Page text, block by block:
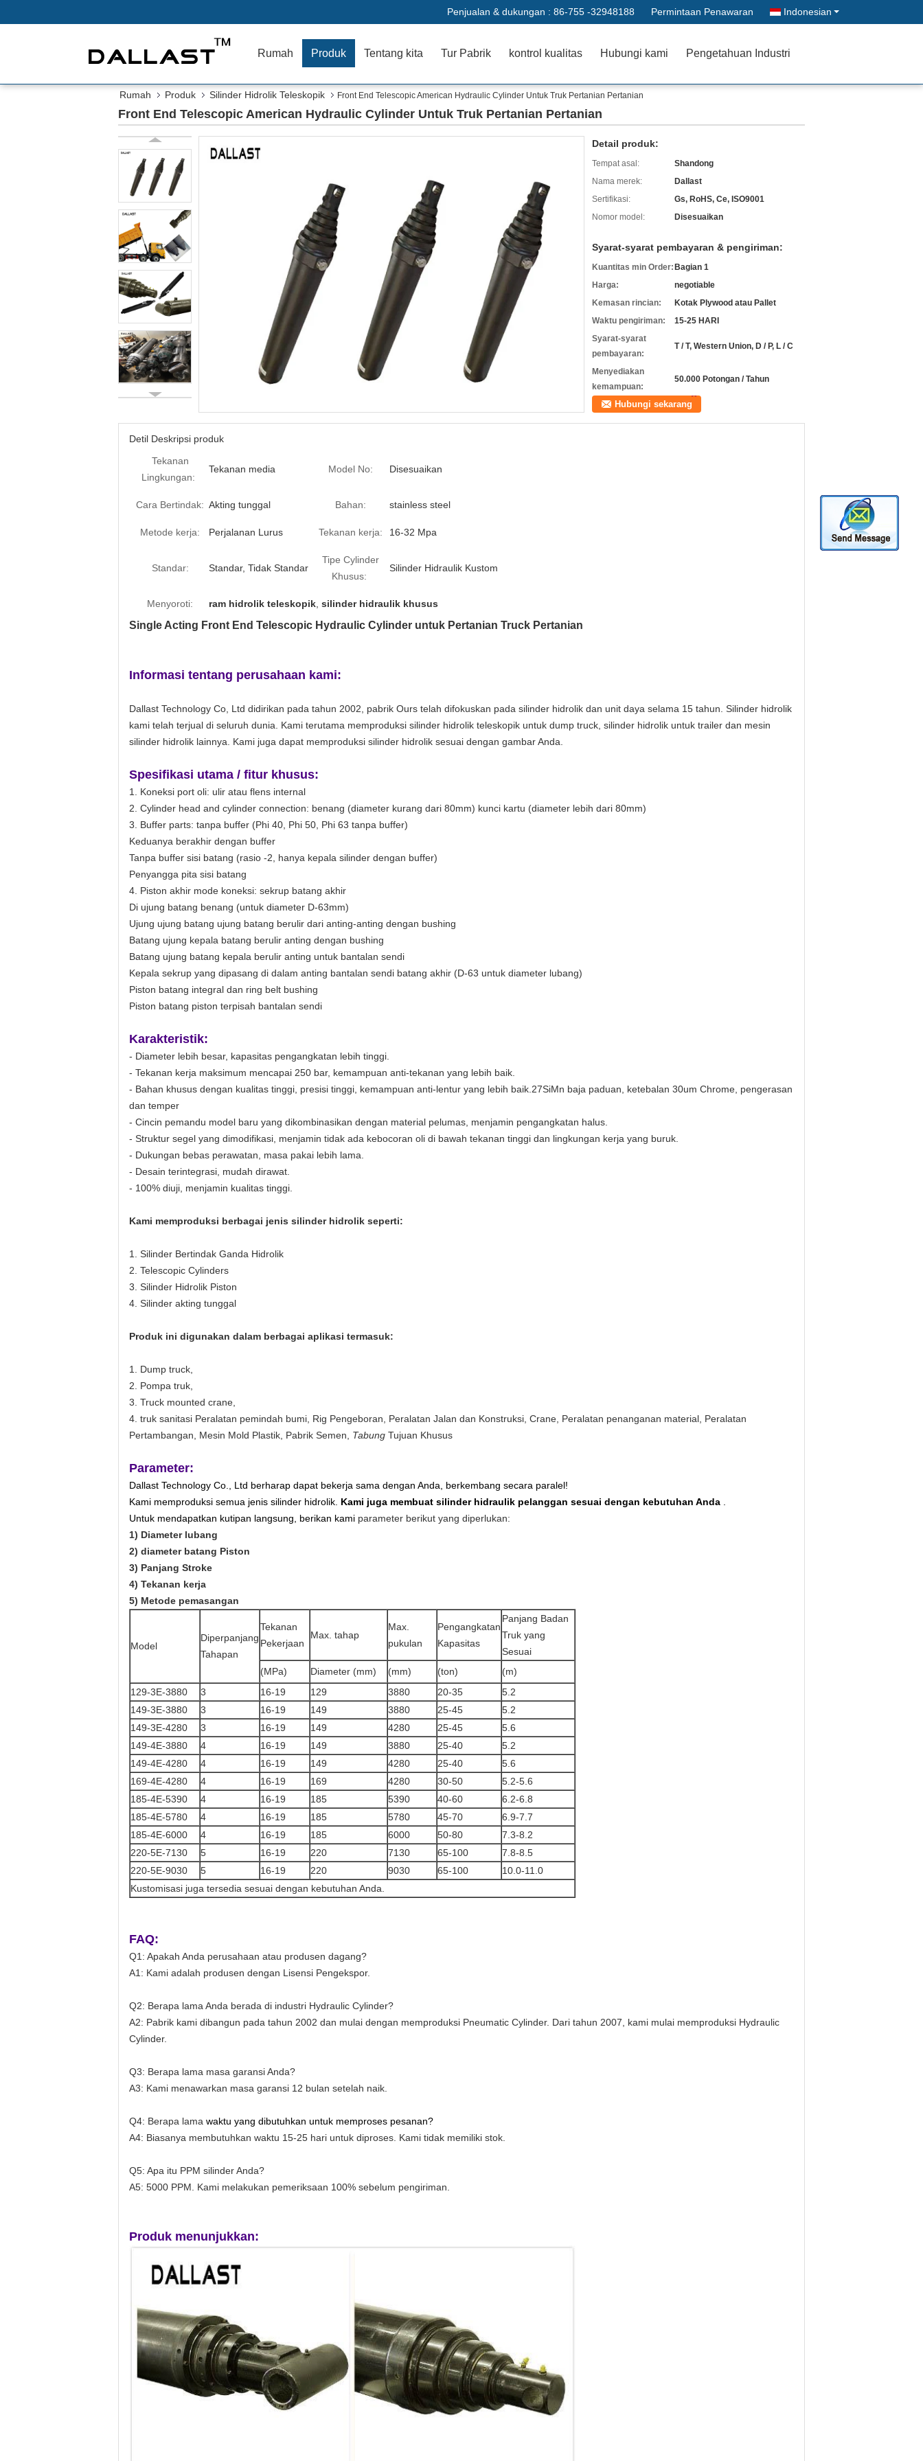
Penjualan & dukungan : 86-755 -32948188 Permintaan Penawaran Indonesian
Rumah Produk Tentang kita Tur Pabrik kontrol kualitas Hubungi kami Pengetahuan Industri
Rumah Produk Silinder Hidrolik Teleskopik Front End Telescopic American Hydraulic Cylinder Untuk Truk Pertanian Pertanian
Front End Telescopic American Hydraulic Cylinder Untuk Truk Pertanian Pertanian
Detail produk:
Tempat asal:
Shandong
Nama merek:
Dallast
Sertifikasi:
Gs, RoHS, Ce, ISO9001
Nomor model:
Disesuaikan
Syarat-syarat pembayaran & pengiriman:
Kuantitas min Order: Bagian 1
Harga:
negotiable
Kemasan rincian:
Kotak Plywood atau Pallet
Waktu pengiriman:
15-25 HARI
Syarat-syarat
pembayaran:
T / T, Western Union, D / P, L / C
Menyediakan
kemampuan:
50.000 Potongan / Tahun
Hubungi sekarang
Detil Deskripsi produk
Tekanan
Lingkungan:
Tekanan media Model No: Disesuaikan
Cara Bertindak: Akting tunggal Bahan: stainless steel
Metode kerja: Perjalanan Lurus Tekanan kerja: 16-32 Mpa
Standar: Standar, Tidak Standar
Tipe Cylinder
Khusus:
Silinder Hidraulik Kustom
Menyoroti: ram hidrolik teleskopik silinder hidraulik khusus
Single Acting Front End Telescopic Hydraulic Cylinder untuk Pertanian Truck Pertanian
Informasi tentang perusahaan kami:
Dallast Technology Co, Ltd didirikan pada tahun 2002, pabrik Ours telah difokuskan pada silinder hidrolik dan unit daya selama 15 tahun. Silinder hidrolik
kami telah terjual di seluruh dunia. Kami terutama memproduksi silinder hidrolik teleskopik untuk dump truck, silinder hidrolik untuk trailer dan mesin
silinder hidrolik lainnya. Kami juga dapat memproduksi silinder hidrolik sesuai dengan gambar Anda.
Spesifikasi utama / fitur khusus:
1. Koneksi port oli: ulir atau flens internal
2. Cylinder head and cylinder connection: benang (diameter kurang dari 80mm) kunci kartu (diameter lebih dari 80mm)
3. Buffer parts: tanpa buffer (Phi 40, Phi 50, Phi 63 tanpa buffer)
Keduanya berakhir dengan buffer
Tanpa buffer sisi batang (rasio -2, hanya kepala silinder dengan buffer)
Penyangga pita sisi batang
4. Piston akhir mode koneksi: sekrup batang akhir
Di ujung batang benang (untuk diameter D-63mm)
Ujung ujung batang ujung batang berulir dari anting-anting dengan bushing
Batang ujung kepala batang berulir anting dengan bushing
Batang ujung batang kepala berulir anting untuk bantalan sendi
Kepala sekrup yang dipasang di dalam anting bantalan sendi batang akhir (D-63 untuk diameter lubang)
Piston batang integral dan ring belt bushing
Piston batang piston terpisah bantalan sendi
Karakteristik:
- Diameter lebih besar, kapasitas pengangkatan lebih tinggi.
- Tekanan kerja maksimum mencapai 250 bar, kemampuan anti-tekanan yang lebih baik.
- Bahan khusus dengan kualitas tinggi, presisi tinggi, kemampuan anti-lentur yang lebih baik.27SiMn baja paduan, ketebalan 30um Chrome, pengerasan
dan temper
- Cincin pemandu model baru yang dikombinasikan dengan material pelumas, menjamin pengangkatan halus.
- Struktur segel yang dimodifikasi, menjamin tidak ada kebocoran oli di bawah tekanan tinggi dan lingkungan kerja yang buruk.
- Dukungan bebas perawatan, masa pakai lebih lama.
- Desain terintegrasi, mudah dirawat.
- 100% diuji, menjamin kualitas tinggi.
Kami memproduksi berbagai jenis silinder hidrolik seperti:
1. Silinder Bertindak Ganda Hidrolik
2. Telescopic Cylinders
3. Silinder Hidrolik Piston
4. Silinder akting tunggal
Produk ini digunakan dalam berbagai aplikasi termasuk:
1. Dump truck,
2. Pompa truk,
3. Truck mounted crane,
4. truk sanitasi Peralatan pemindah bumi, Rig Pengeboran, Peralatan Jalan dan Konstruksi, Crane, Peralatan penanganan material, Peralatan
Pertambangan, Mesin Mold Plastik, Pabrik Semen, Tabung Tujuan Khusus
Parameter:
Dallast Technology Co., Ltd berharap dapat bekerja sama dengan Anda, berkembang secara paralel!
Kami memproduksi semua jenis silinder hidrolik. Kami juga membuat silinder hidraulik pelanggan sesuai dengan kebutuhan Anda
Untuk mendapatkan kutipan langsung, berikan kami parameter berikut yang diperlukan:
1) Diameter lubang
2) diameter batang Piston
3) Panjang Stroke
4) Tekanan kerja
5) Metode pemasangan
Model
Diperpanjang
Tahapan
Tekanan
Pekerjaan
Max. tahap
Max.
pukulan
Pengangkatan
Kapasitas
Panjang Badan
Truk yang
Sesuai
(MPa)
Diameter (mm) (mm) (ton)
(m)
129-3E-3880
3 16-19 129 3880 20-35
5.2
149-3E-3880
3 16-19 149 3880 25-45
5.2
149-3E-4280
3 16-19 149 4280 25-45
5.6
149-4E-3880
4 16-19 149 3880 25-40
5.2
149-4E-4280
4 16-19 149 4280 25-40
5.6
169-4E-4280
4 16-19 169 4280 30-50
5.2-5.6
185-4E-5390
4 16-19 185 5390 40-60
6.2-6.8
185-4E-5780
4 16-19 185 5780 45-70
6.9-7.7
185-4E-6000
4 16-19 185 6000 50-80
7.3-8.2
220-5E-7130
5 16-19 220 7130 65-100
7.8-8.5
220-5E-9030
5 16-19 220 9030 65-100
10.0-11.0
Kustomisasi juga tersedia sesuai dengan kebutuhan Anda.
FAQ:
Q1: Apakah Anda perusahaan atau produsen dagang?
A1: Kami adalah produsen dengan Lisensi Pengekspor.
Q2: Berapa lama Anda berada di industri Hydraulic Cylinder?
A2: Pabrik kami dibangun pada tahun 2002 dan mulai dengan memproduksi Pneumatic Cylinder. Dari tahun 2007, kami mulai memproduksi Hydraulic
Cylinder.
Q3: Berapa lama masa garansi Anda?
A3: Kami menawarkan masa garansi 12 bulan setelah naik.
Q4: Berapa lama waktu yang dibutuhkan untuk memproses pesanan?
A4: Biasanya membutuhkan waktu 15-25 hari untuk diproses. Kami tidak memiliki stok.
Q5: Apa itu PPM silinder Anda?
A5: 5000 PPM. Kami melakukan pemeriksaan 100% sebelum pengiriman.
Produk menunjukkan: